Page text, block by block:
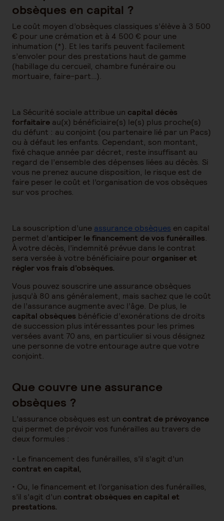
obsèques en capital ?
Le coût moyen d’obsèques classiques s’élève à 3 500
€ pour une crémation et à 4 500 € pour une
inhumation (*). Et les tarifs peuvent facilement
s’envoler pour des prestations haut de gamme
(habillage du cercueil, chambre funéraire ou
mortuaire, faire-part…).
La Sécurité sociale attribue un capital décès
forfaitaire au(x) bénéficiaire(s) le(s) plus proche(s)
du défunt : au conjoint (ou partenaire lié par un Pacs)
ou à défaut les enfants. Cependant, son montant,
fixé chaque année par décret, reste insuffisant au
regard de l’ensemble des dépenses liées au décès. Si
vous ne prenez aucune disposition, le risque est de
faire peser le coût et l’organisation de vos obsèques
sur vos proches.
La souscription d’une assurance obsèques en capital
permet d’anticiper le financement de vos funérailles.
À votre décès, l’indemnité prévue dans le contrat
sera versée à votre bénéficiaire pour organiser et
régler vos frais d’obsèques.
Vous pouvez souscrire une assurance obsèques
jusqu’à 80 ans généralement, mais sachez que le coût
de l’assurance augmente avec l’âge. De plus, le
capital obsèques bénéficie d’exonérations de droits
de succession plus intéressantes pour les primes
versées avant 70 ans, en particulier si vous désignez
une personne de votre entourage autre que votre
conjoint.
Que couvre une assurance
obsèques ?
L’assurance obsèques est un contrat de prévoyance
qui permet de prévoir vos funérailles au travers de
deux formules :
• Le financement des funérailles, s’il s’agit d’un
contrat en capital,
• Ou, le financement et l’organisation des funérailles,
s’il s’agit d’un contrat obsèques en capital et
prestations.